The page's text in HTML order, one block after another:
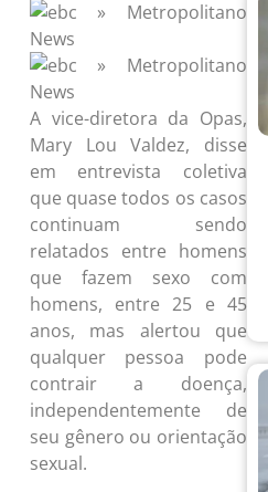
A vice-diretora da Opas,
Mary Lou Valdez, disse
em entrevista coletiva
que quase todos os casos
continuam sendo
relatados entre homens
que fazem sexo com
homens, entre 25 e 45
anos, mas alertou que
qualquer pessoa pode
contrair a doença,
independentemente de
seu gênero ou orientação
sexual.